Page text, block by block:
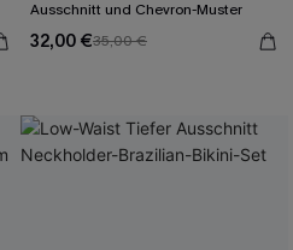
Ausschnitt und Chevron-Muster
32,00 €35,00 €